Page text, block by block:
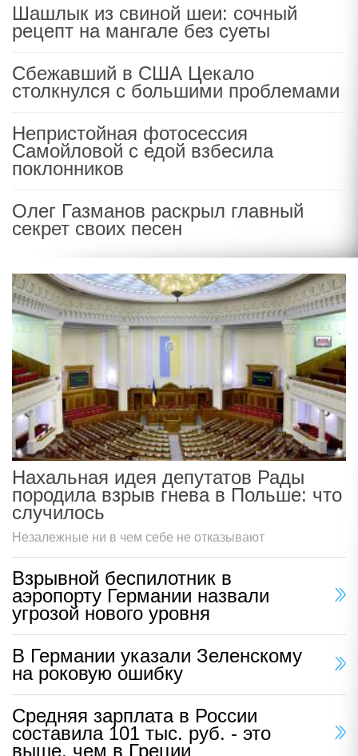
Шашлык из свиной шеи: сочный
рецепт на мангале без суеты
Сбежавший в США Цекало
столкнулся с большими проблемами
Непристойная фотосессия
Самойловой с едой взбесила
поклонников
Олег Газманов раскрыл главный
секрет своих песен
Нахальная идея депутатов Рады
породила взрыв гнева в Польше: что
случилось
Незалежные ни в чем себе не отказывают
Взрывной беспилотник в
аэропорту Германии назвали
угрозой нового уровня
В Германии указали Зеленскому
на роковую ошибку
Средняя зарплата в России
составила 101 тыс. руб. - это
выше, чем в Греции